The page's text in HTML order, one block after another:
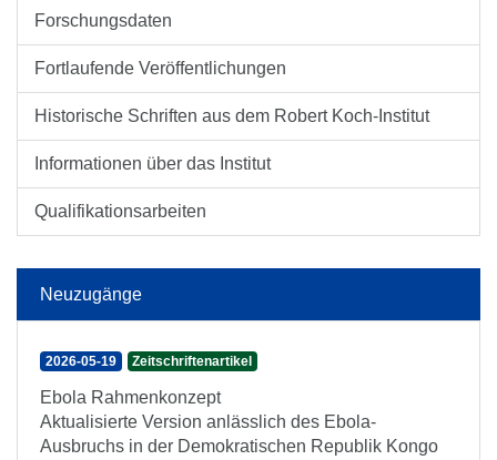
Forschungsdaten
Fortlaufende Veröffentlichungen
Historische Schriften aus dem Robert Koch-Institut
Informationen über das Institut
Qualifikationsarbeiten
Neuzugänge
2026-05-19 Zeitschriftenartikel
Ebola Rahmenkonzept
Aktualisierte Version anlässlich des Ebola-
Ausbruchs in der Demokratischen Republik Kongo